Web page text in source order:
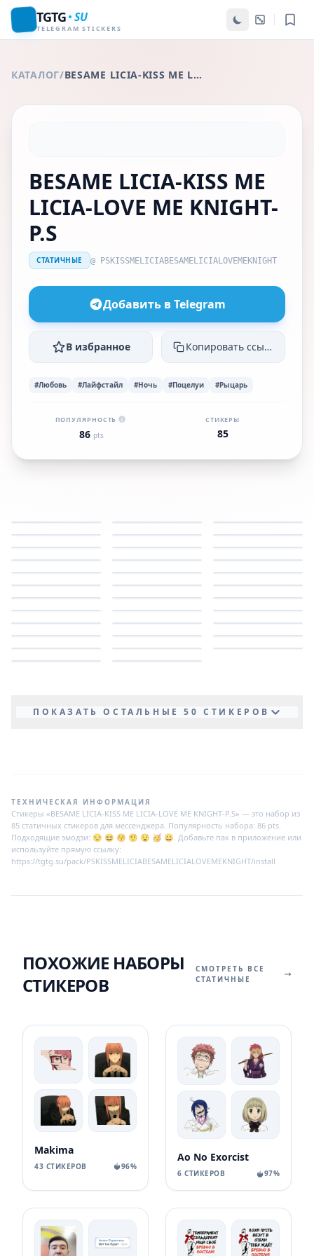
TGTG SU
TELEGRAM STICKERS
КАТАЛОГ/ BESAME LICIA-KISS ME LICIA-LOVE ME KNIGHT-P.S
BESAME LICIA-KISS ME
LICIA-LOVE ME KNIGHT-
P.S
СТАТИЧНЫЕ @ PSKISSMELICIABESAMELICIALOVEMEKNIGHT
Добавить в Telegram
В избранное Копировать ссылку
#Любовь #Лайфстайл #Ночь #Поцелуи #Рыцарь
ПОПУЛЯРНОСТЬ
86 pts
СТИКЕРЫ
85
ПОКАЗАТЬ ОСТАЛЬНЫЕ 50 СТИКЕРОВ
ТЕХНИЧЕСКАЯ ИНФОРМАЦИЯ
Стикеры «BESAME LICIA-KISS ME LICIA-LOVE ME KNIGHT-P.S» — это набор из
85 статичных стикеров для мессенджера. Популярность набора: 86 pts.
Подходящие эмодзи: 😒 😆 😚 🤨 😧 🥳 😀. Добавьте пак в приложение или
используйте прямую ссылку:
https://tgtg.su/pack/PSKISSMELICIABESAMELICIALOVEMEKNIGHT/install
ПОХОЖИЕ НАБОРЫ
СТИКЕРОВ
СМОТРЕТЬ ВСЕ
СТАТИЧНЫЕ
Makima
43 СТИКЕРОВ 96%
Ao No Exorcist
6 СТИКЕРОВ 97%